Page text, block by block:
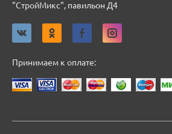
"СтройМикс", павильон Д4
Принимаем к оплате: